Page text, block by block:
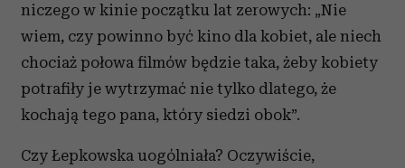
niczego w kinie początku lat zerowych: „Nie
wiem, czy powinno być kino dla kobiet, ale niech
chociaż połowa filmów będzie taka, żeby kobiety
potrafiły je wytrzymać nie tylko dlatego, że
kochają tego pana, który siedzi obok”.
Czy Łepkowska uogólniała? Oczywiście,